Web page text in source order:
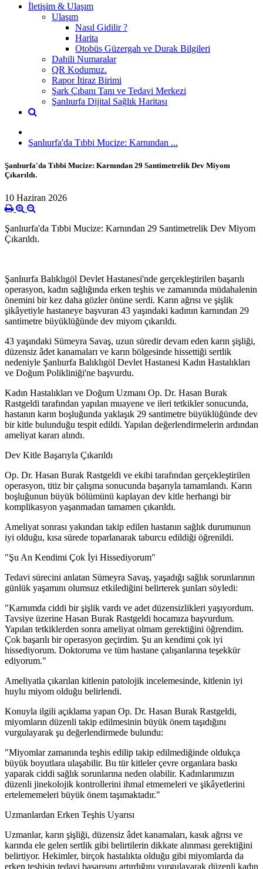
İletişim & Ulaşım
Ulaşım
Nasıl Gidilir ?
Harita
Otobüs Güzergah ve Durak Bilgileri
Dahili Numaralar
QR Kodumuz.
Rapor İtiraz Birimi
Şark Çıbanı Tanı ve Tedavi Merkezi
Şanlıurfa Dijital Sağlık Haritası
Şanlıurfa'da Tıbbi Mucize: Karnından ...
Şanlıurfa'da Tıbbi Mucize: Karnından 29 Santimetrelik Dev Miyom
Çıkarıldı.
10 Haziran 2026
Şanlıurfa'da Tıbbi Mucize: Karnından 29 Santimetrelik Dev Miyom
Çıkarıldı.
Şanlıurfa Balıklıgöl Devlet Hastanesi'nde gerçekleştirilen başarılı
operasyon, kadın sağlığında erken teşhis ve zamanında müdahalenin
önemini bir kez daha gözler önüne serdi. Karın ağrısı ve şişlik
şikâyetiyle hastaneye başvuran 43 yaşındaki kadının karnından 29
santimetre büyüklüğünde dev miyom çıkarıldı.
43 yaşındaki Sümeyra Savaş, uzun süredir devam eden karın şişliği,
düzensiz âdet kanamaları ve karın bölgesinde hissettiği sertlik
nedeniyle Şanlıurfa Balıklıgöl Devlet Hastanesi Kadın Hastalıkları
ve Doğum Polikliniği'ne başvurdu.
Kadın Hastalıkları ve Doğum Uzmanı Op. Dr. Hasan Burak
Rastgeldi tarafından yapılan muayene ve ileri tetkikler sonucunda,
hastanın karın boşluğunda yaklaşık 29 santimetre büyüklüğünde dev
bir kitle bulunduğu tespit edildi. Yapılan değerlendirmelerin ardından
ameliyat kararı alındı.
Dev Kitle Başarıyla Çıkarıldı
Op. Dr. Hasan Burak Rastgeldi ve ekibi tarafından gerçekleştirilen
operasyon, titiz bir çalışma sonucunda başarıyla tamamlandı. Karın
boşluğunun büyük bölümünü kaplayan dev kitle herhangi bir
komplikasyon yaşanmadan tamamen çıkarıldı.
Ameliyat sonrası yakından takip edilen hastanın sağlık durumunun
iyi olduğu, kısa sürede toparlanarak taburcu edildiği öğrenildi.
"Şu An Kendimi Çok İyi Hissediyorum"
Tedavi sürecini anlatan Sümeyra Savaş, yaşadığı sağlık sorunlarının
günlük yaşamını olumsuz etkilediğini belirterek şunları söyledi:
"Karnımda ciddi bir şişlik vardı ve adet düzensizlikleri yaşıyordum.
Tavsiye üzerine Hasan Burak Rastgeldi hocamıza başvurdum.
Yapılan tetkiklerden sonra ameliyat olmam gerektiğini öğrendim.
Çok başarılı bir operasyon geçirdim. Şu an kendimi çok iyi
hissediyorum. Doktoruma ve tüm hastane çalışanlarına teşekkür
ediyorum."
Ameliyatla çıkarılan kitlenin patolojik incelemesinde, kitlenin iyi
huylu miyom olduğu belirlendi.
Konuyla ilgili açıklama yapan Op. Dr. Hasan Burak Rastgeldi,
miyomların düzenli takip edilmesinin büyük önem taşıdığını
vurgulayarak şu değerlendirmede bulundu:
"Miyomlar zamanında teşhis edilip takip edilmediğinde oldukça
büyük boyutlara ulaşabilir. Bu tür kitleler çevre organlara baskı
yaparak ciddi sağlık sorunlarına neden olabilir. Kadınlarımızın
düzenli jinekolojik kontrollerini ihmal etmemeleri ve şikâyetlerini
ertelememeleri büyük önem taşımaktadır."
Uzmanlardan Erken Teşhis Uyarısı
Uzmanlar, karın şişliği, düzensiz âdet kanamaları, kasık ağrısı ve
karında ele gelen sertlik gibi belirtilerin dikkate alınması gerektiğini
belirtiyor. Hekimler, birçok hastalıkta olduğu gibi miyomlarda da
erken teşhisin tedavi başarısını artırdığını vurgulayarak düzenli kadın